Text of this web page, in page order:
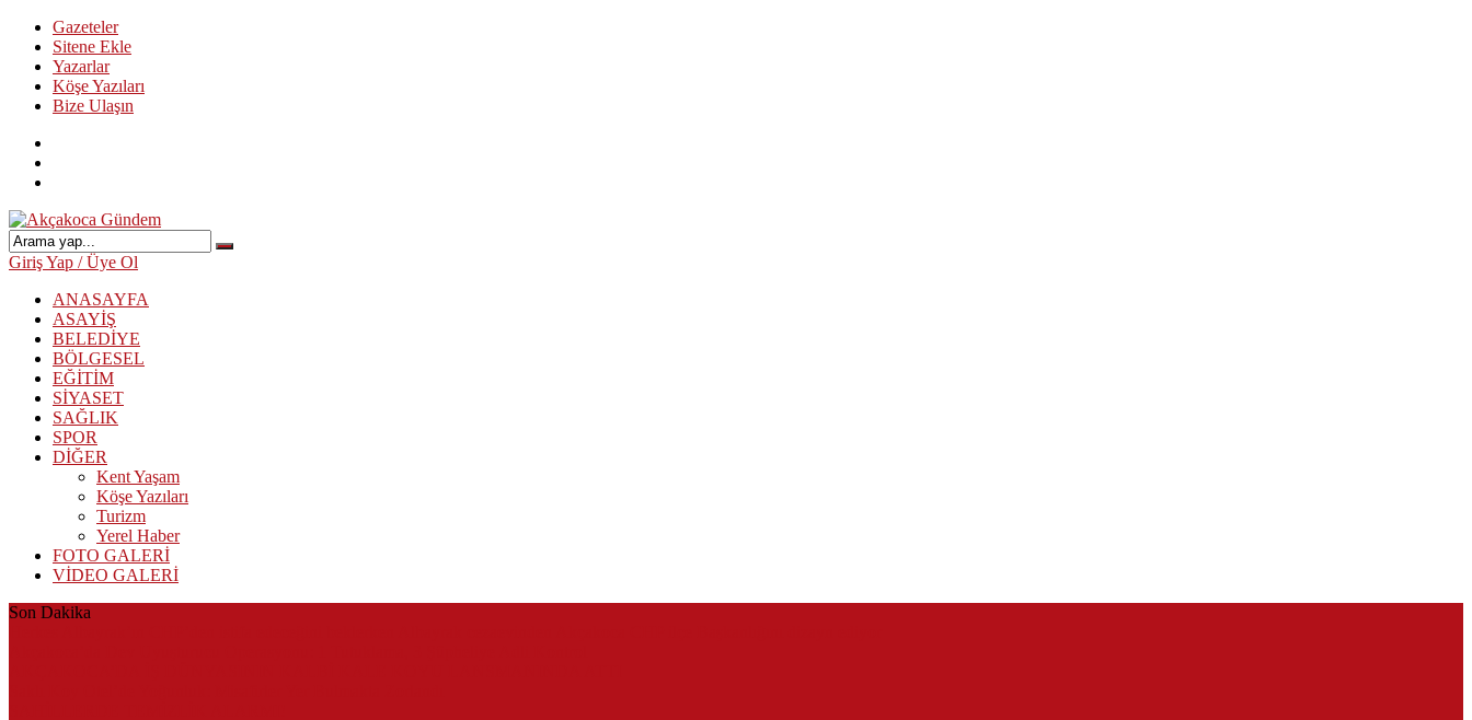
Gazeteler
Sitene Ekle
Yazarlar
Köşe Yazıları
Bize Ulaşın
Giriş Yap / Üye Ol
ANASAYFA
ASAYİŞ
BELEDİYE
BÖLGESEL
EĞİTİM
SİYASET
SAĞLIK
SPOR
DİĞER
Kent Yaşam
Köşe Yazıları
Turizm
Yerel Haber
FOTO GALERİ
VİDEO GALERİ
Son Dakika